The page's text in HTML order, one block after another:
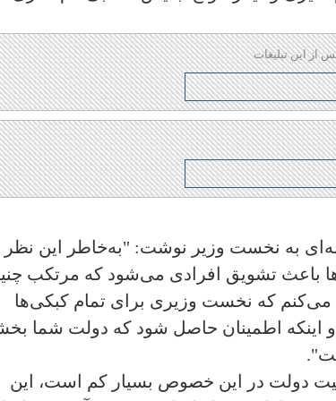
از این تبلیغات
به نخست وزیر نوشت:‌ "به‌خاطر این نظر
باعث تشویق افرادی می‌شود که مرتکب
که نخست وزیری برای تمام کبکی‌ها
و اینکه اطمینان حاصل شود که دولت شما
دولت در این خصوص بسیار کم است‌، این